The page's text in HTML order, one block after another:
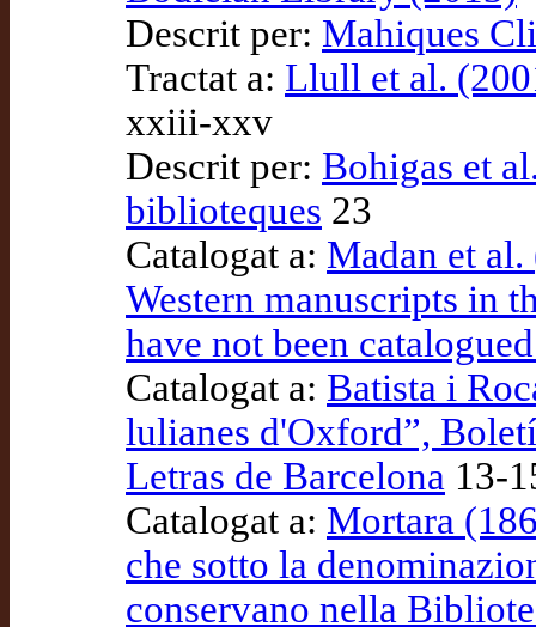
Descrit per: Mahiques
Tractat a: Llull et al.
xxiii-xxv
Descrit per: Bohigas et
biblioteques 23
Catalogat a: Madan et
Western manuscripts in
have not been
Catalogat a: Batista i
lulianes d'Oxford”,
Letras de Barcelona 13-
Catalogat a: Mortara
che sotto la
conservano nella